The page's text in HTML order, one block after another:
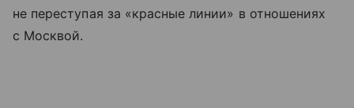
не переступая за «красные линии» в отношениях
с Москвой.